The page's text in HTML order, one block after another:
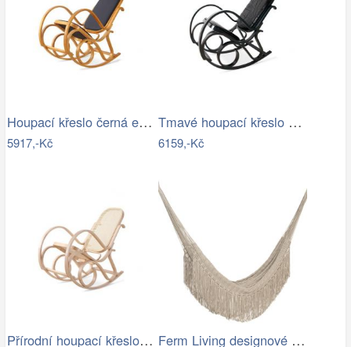
Houpací křeslo černá ekokůže - AT
5917,-Kč
Tmavé houpací křeslo z přírodní ovčí…
6159,-Kč
Přírodní houpací křeslo s výpletem - AT Ferm Living designové houpací sítě Path…